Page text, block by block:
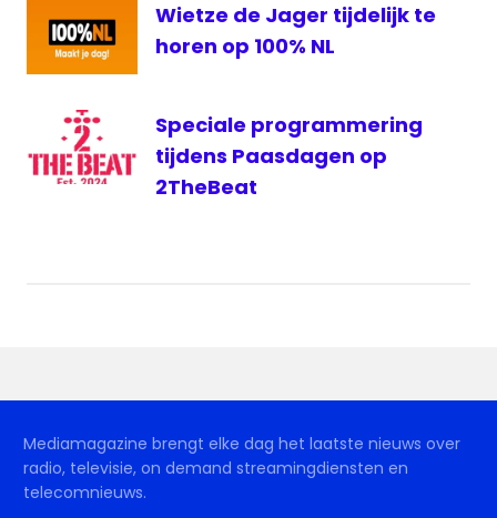
Wietze de Jager tijdelijk te
horen op 100% NL
Speciale programmering
tijdens Paasdagen op
2TheBeat
Mediamagazine brengt elke dag het laatste nieuws over
radio, televisie, on demand streamingdiensten en
telecomnieuws.